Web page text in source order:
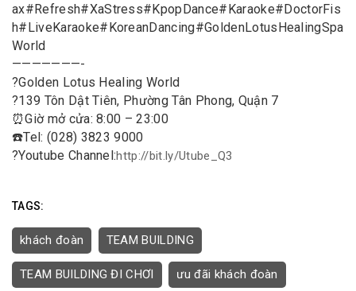
ax# Refresh#XaStress# KpopDance# Karaoke# DoctorFis
h# LiveKaraoke# KoreanDancing#GoldenLotusHealingSpa
World
———————-
?Golden Lotus Healing World
?139 Tôn Dật Tiên, Phường Tân Phong, Quận 7
⏰Giờ mở cửa: 8:00 – 23:00
☎️Tel: (028) 3823 9000
?Youtube Channel:http://bit.ly/Utube_Q3
TAGS:
khách đoàn TEAM BUILDING
TEAM BUILDING ĐI CHƠI ưu đãi khách đoàn